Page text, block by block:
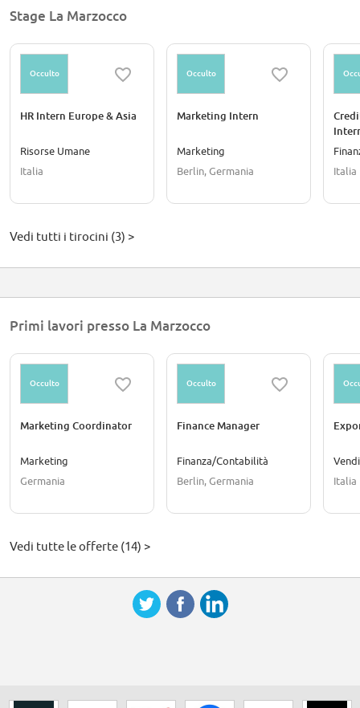
Stage La Marzocco
Occulto
HR Intern Europe & Asia
Risorse Umane
Italia
Occulto
Marketing Intern
Marketing
Berlin, Germania
Italia
Vedi tutti i tirocini (3) >
Primi lavori presso La Marzocco
Occulto
Marketing Coordinator
Marketing
Germania
Occulto
Finance Manager
Finanza/Contabilità
Berlin, Germania
Italia
Vedi tutte le offerte (14) >